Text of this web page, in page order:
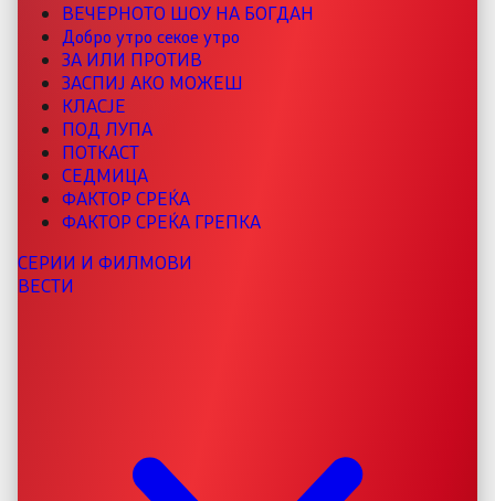
ВЕЧЕРНОТО ШОУ НА БОГДАН
Добро утро секое утро
ЗА ИЛИ ПРОТИВ
ЗАСПИЈ АКО МОЖЕШ
КЛАСЈЕ
ПОД ЛУПА
ПОТКАСТ
СЕДМИЦА
ФАКТОР СРЕЌА
ФАКТОР СРЕЌА ГРЕПКА
СЕРИИ И ФИЛМОВИ
ВЕСТИ